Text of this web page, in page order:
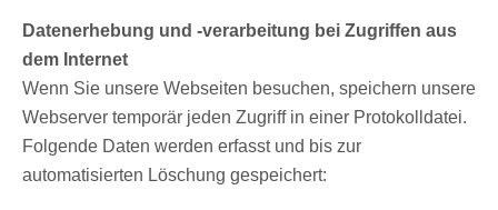
Datenerhebung und -verarbeitung bei Zugriffen aus
dem Internet
Wenn Sie unsere Webseiten besuchen, speichern unsere
Webserver temporär jeden Zugriff in einer Protokolldatei.
Folgende Daten werden erfasst und bis zur
automatisierten Löschung gespeichert: